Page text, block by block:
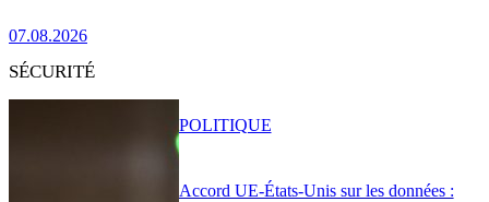
07.08.2026
SÉCURITÉ
Accord UE-États-Unis sur les données :
POLITIQUE